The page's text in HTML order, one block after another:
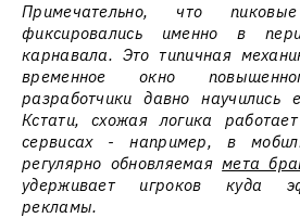
Примечательно, что
фиксировались именно в
карнавала. Это типичная
временное окно
разработчики давно научились
Кстати, схожая логика
сервисах - например, в
регулярно обновляемаямета
удерживает игроков куда
рекламы.